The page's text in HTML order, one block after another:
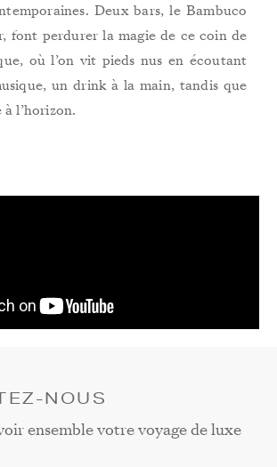
Deux bars, le Bambuco
font perdurer la magie de ce coin de
où l’on vit pieds nus en écoutant
un drink à la main, tandis que
l’horizon.
NOUS
ensemble votre voyage de luxe